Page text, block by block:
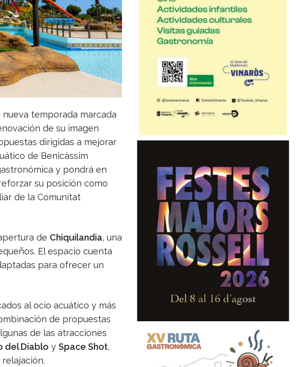
nueva temporada marcada
de su imagen
dirigidas a mejorar
de Benicàssim
y pondrá en
su posición como
de la Comunitat
de Chiquilandia, una
El espacio cuenta
para ofrecer un
al ocio acuático y más
de propuestas
de las atracciones
del Diablo y Space Shot,